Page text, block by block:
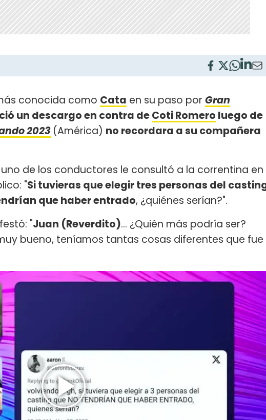
conocida como Cata en su paso por Gran
un descargo en contra deCoti Romero luego de
2023 (América) no recordara a su compañera
uno de los conductores le consultó a la correntina en
"Si tuvieras que elegir tres personas del
que haber entrado, ¿quiénes serían?".
"Juan (Reverdito)... ¿Quién más podría ser?
bueno, teníamos tantas cosas diferentes que fue